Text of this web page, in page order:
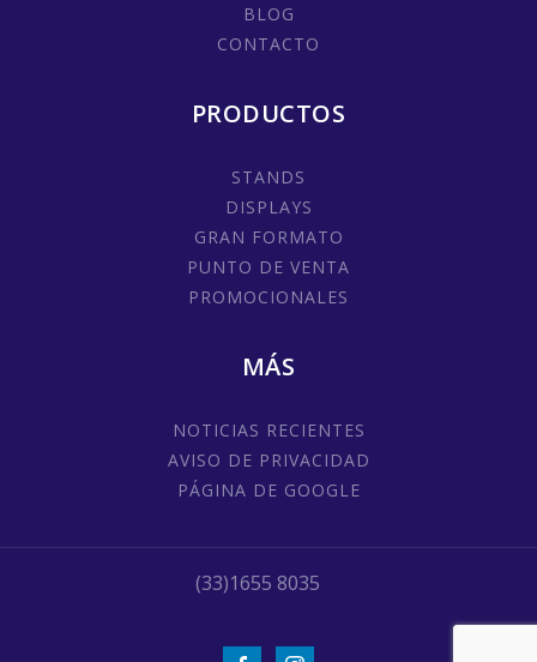
BLOG
CONTACTO
PRODUCTOS
STANDS
DISPLAYS
GRAN FORMATO
PUNTO DE VENTA
PROMOCIONALES
MÁS
NOTICIAS RECIENTES
AVISO DE PRIVACIDAD
PÁGINA DE GOOGLE
(33)1655 8035